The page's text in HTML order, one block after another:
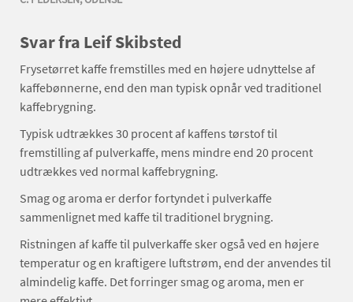
Svar fra Leif Skibsted
Frysetørret kaffe fremstilles med en højere udnyttelse af
kaffebønnerne, end den man typisk opnår ved traditionel
kaffebrygning.
Typisk udtrækkes 30 procent af kaffens tørstof til
fremstilling af pulverkaffe, mens mindre end 20 procent
udtrækkes ved normal kaffebrygning.
Smag og aroma er derfor fortyndet i pulverkaffe
sammenlignet med kaffe til traditionel brygning.
Ristningen af kaffe til pulverkaffe sker også ved en højere
temperatur og en kraftigere luftstrøm, end der anvendes til
almindelig kaffe. Det forringer smag og aroma, men er